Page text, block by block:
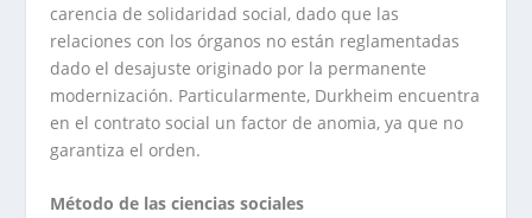
carencia de solidaridad social, dado que las
relaciones con los órganos no están reglamentadas
dado el desajuste originado por la permanente
modernización. Particularmente, Durkheim encuentra
en el contrato social un factor de anomia, ya que no
garantiza el orden.
Método de las ciencias sociales